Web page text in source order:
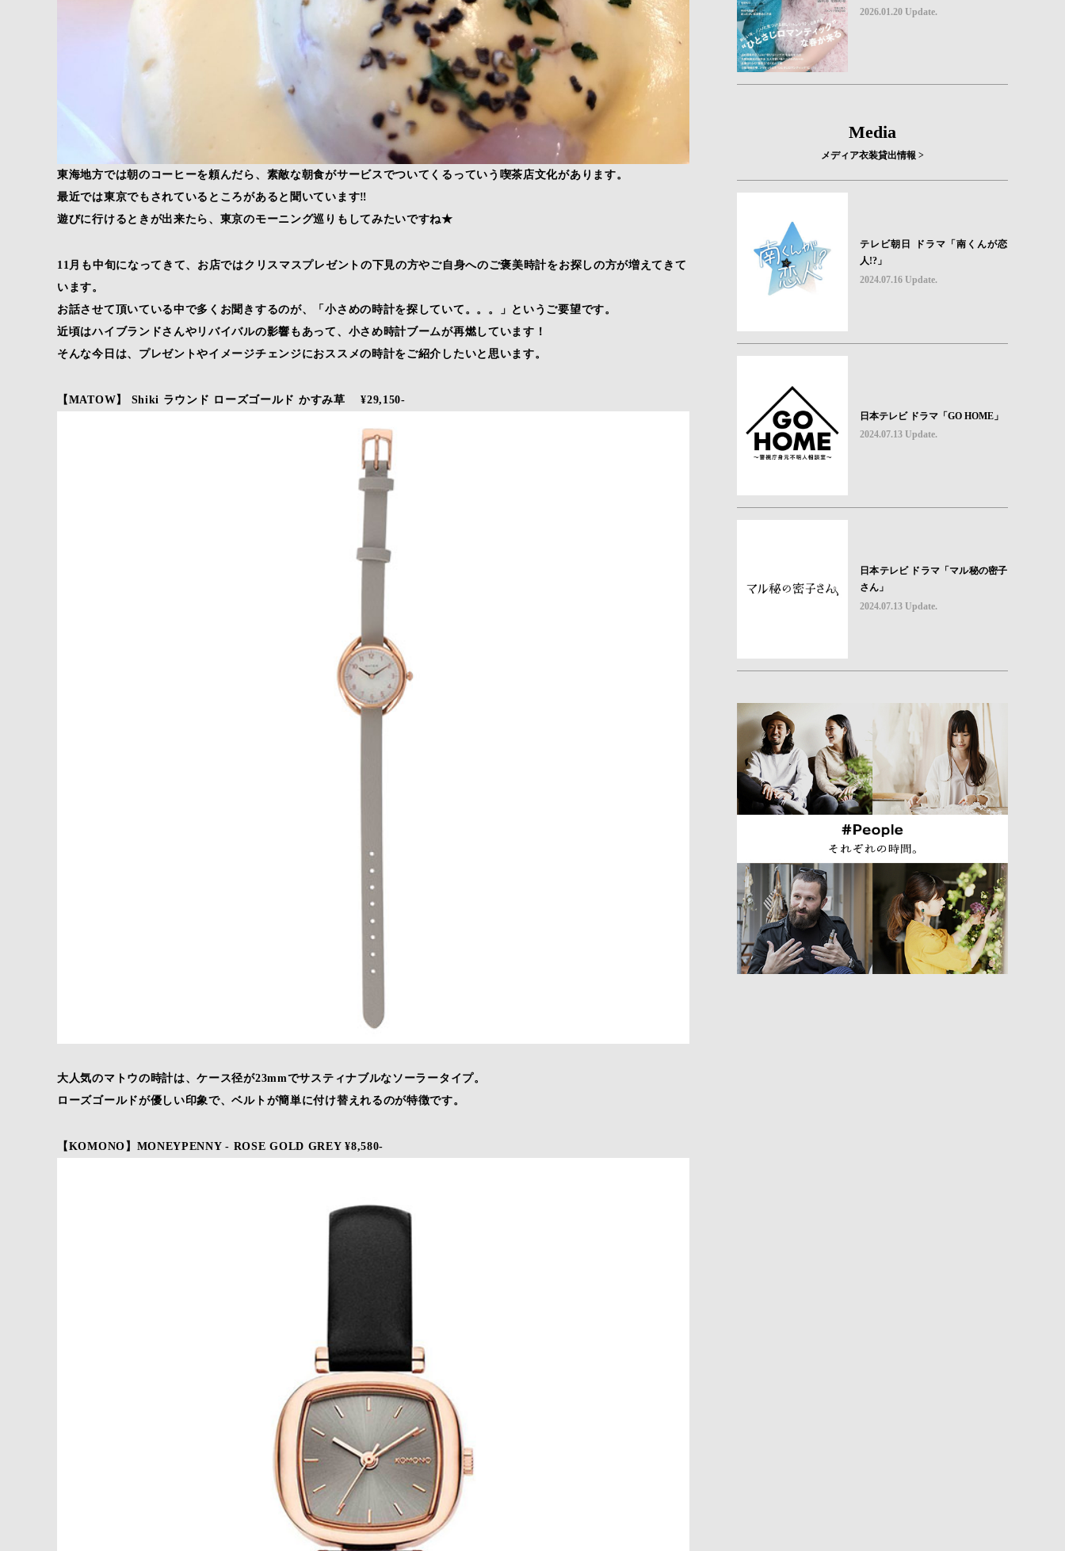
東海地方では朝のコーヒーを頼んだら、素敵な朝食がサービスでついてくるっていう喫茶店文化があります。
最近では東京でもされているところがあると聞いています‼
遊びに行けるときが出来たら、東京のモーニング巡りもしてみたいですね★
11月も中旬になってきて、お店ではクリスマスプレゼントの下見の方やご自身へのご褒美時計をお探しの方が増えてきて
います。
お話させて頂いている中で多くお聞きするのが、「小さめの時計を探していて。。。」というご要望です。
近頃はハイブランドさんやリバイバルの影響もあって、小さめ時計ブームが再燃しています！
そんな今日は、プレゼントやイメージチェンジにおススメの時計をご紹介したいと思います。
【MATOW】 Shiki ラウンド ローズゴールド かすみ草 ¥29,150-
大人気のマトウの時計は、ケース径が23mmでサスティナブルなソーラータイプ。
ローズゴールドが優しい印象で、ベルトが簡単に付け替えれるのが特徴です。
【KOMONO】MONEYPENNY - ROSE GOLD GREY ¥8,580-
2026.01.20 Update.
Media
メディア衣装貸出情報 >
テレビ朝日 ドラマ「南くんが恋
人!?」
2024.07.16 Update.
日本テレビ ドラマ「GO HOME」
2024.07.13 Update.
日本テレビ ドラマ「マル秘の密子
さん」
2024.07.13 Update.